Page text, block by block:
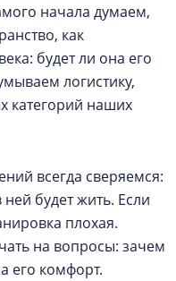
начала думаем,
как
будет ли она его
логистику,
категорий наших
всегда сверяемся:
ней будет жить. Если
плохая.
на вопросы: зачем
его комфорт.